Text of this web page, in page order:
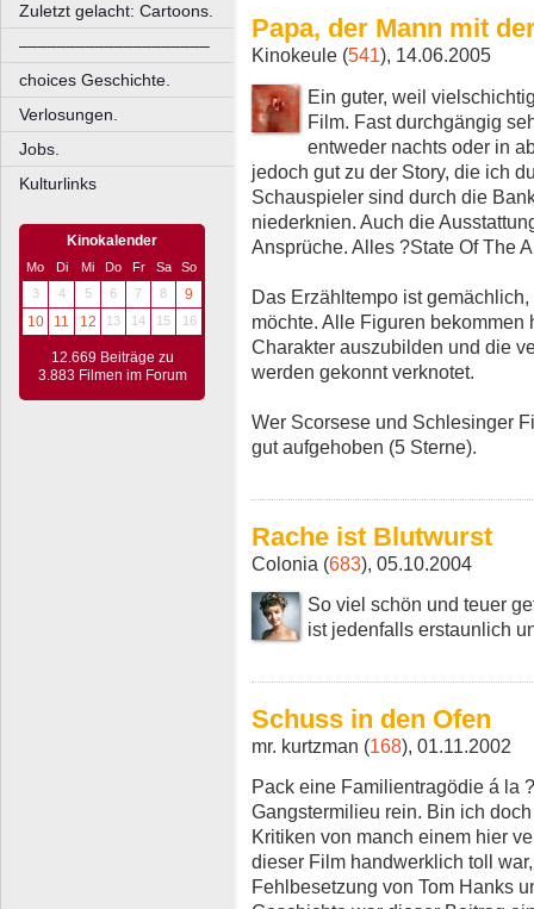
Zuletzt gelacht: Cartoons.
––––––––––––––––––––
choices Geschichte.
Verlosungen.
Jobs.
Kulturlinks
Kinokalender
Mo Di Mi Do Fr Sa
So
3
4 5 6 7 8
9
10
11 12 13 14 15 16
12.669 Beiträge zu
3.883 Filmen im Forum
Papa, der Mann mit
Kinokeule (541), 14.06.2005
Ein guter, weil
Film. Fast durchgängig
entweder nachts oder in
jedoch gut zu der Story, die ich
Schauspieler sind durch die
niederknien. Auch die
Ansprüche. Alles ?State Of The
Das Erzähltempo ist
möchte. Alle Figuren
Charakter auszubilden und die
werden gekonnt verknotet.
Wer Scorsese und Schlesinger
gut aufgehoben (5 Sterne).
Rache ist Blutwurst
Colonia (683), 05.10.2004
So viel schön und teuer
ist jedenfalls erstaunlich
Schuss in den Ofen
mr. kurtzman (168), 01.11.2002
Pack eine Familientragödie á la
Gangstermilieu rein. Bin ich
Kritiken von manch einem hier
dieser Film handwerklich toll
Fehlbesetzung von Tom Hanks